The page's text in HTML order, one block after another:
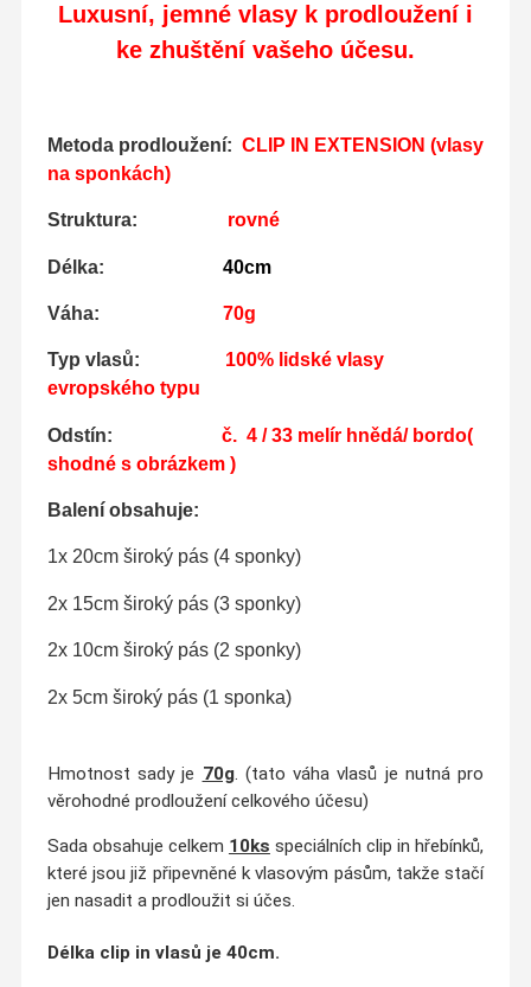
Luxusní, jemné vlasy k prodloužení i
ke zhuštění vašeho účesu.
Metoda prodloužení: CLIP IN EXTENSION (vlasy
na sponkách)
Struktura: rovné
Délka: 40cm
Váha: 70g
Typ vlasů:
100% lidské vlasy
evropského typu
Odstín: č. 4 / 33 melír hnědá/ bordo(
shodné s obrázkem )
Balení obsahuje:
1x 20cm široký pás (4 sponky)
2x 15cm široký pás (3 sponky)
2x 10cm široký pás (2 sponky)
2x 5cm široký pás (1 sponka)
Hmotnost sady je 70g. (tato váha vlasů je nutná pro
věrohodné prodloužení celkového účesu)
Sada obsahuje celkem 10ks speciálních clip in hřebínků,
které jsou již připevněné k vlasovým pásům, takže stačí
jen nasadit a prodloužit si účes.
Délka clip in vlasů je 40cm.